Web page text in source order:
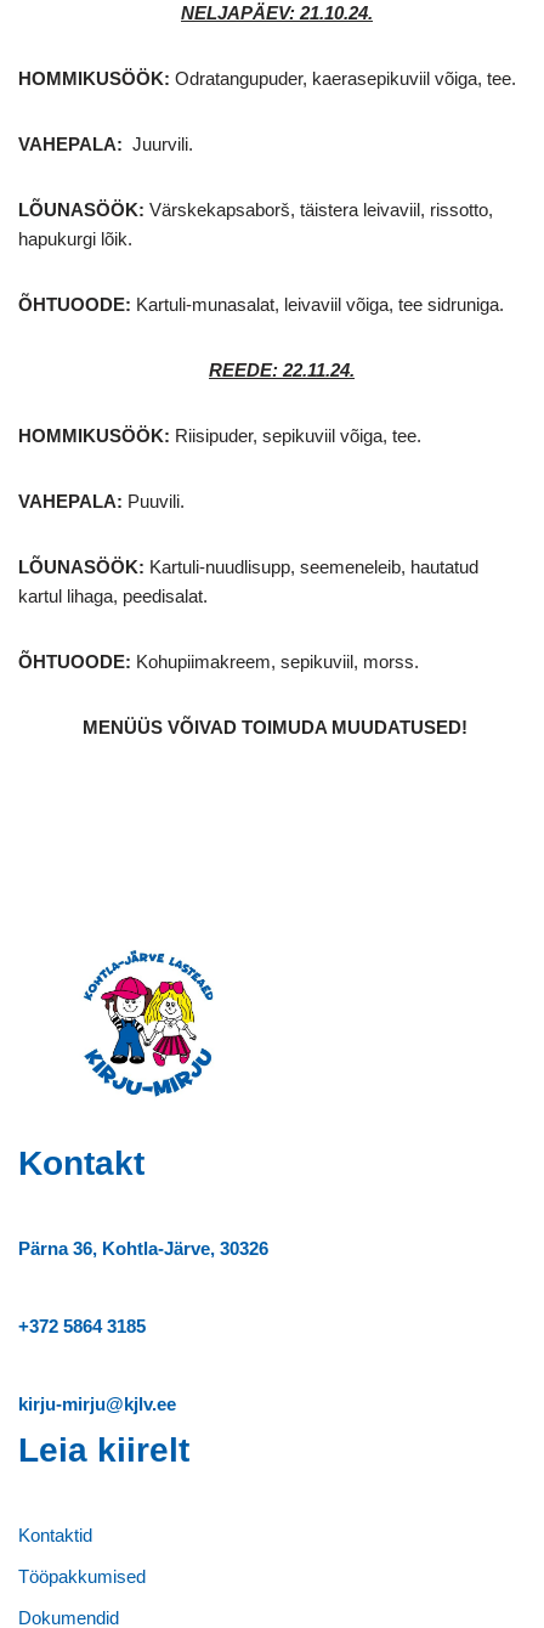
NELJAPÄEV: 21.10.24.
HOMMIKUSÖÖK: Odratangupuder, kaerasepikuviil võiga, tee.
VAHEPALA: Juurvili.
LÕUNASÖÖK: Värskekapsaborš, täistera leivaviil, rissotto,
hapukurgi lõik.
ÕHTUOODE: Kartuli-munasalat, leivaviil võiga, tee sidruniga.
REEDE: 22.11.24.
HOMMIKUSÖÖK: Riisipuder, sepikuviil võiga, tee.
VAHEPALA: Puuvili.
LÕUNASÖÖK: Kartuli-nuudlisupp, seemeneleib, hautatud
kartul lihaga, peedisalat.
ÕHTUOODE: Kohupiimakreem, sepikuviil, morss.
MENÜÜS VÕIVAD TOIMUDA MUUDATUSED!
Kontakt
Pärna 36, Kohtla-Järve, 30326
+372 5864 3185
kirju-mirju@kjlv.ee
Leia kiirelt
Kontaktid
Tööpakkumised
Dokumendid